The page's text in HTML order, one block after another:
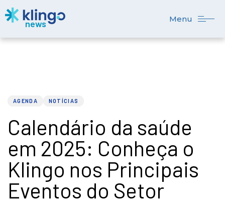
Menu
AGENDA NOTÍCIAS
Calendário da saúde
em 2025: Conheça o
Klingo nos Principais
Eventos do Setor
vídeo